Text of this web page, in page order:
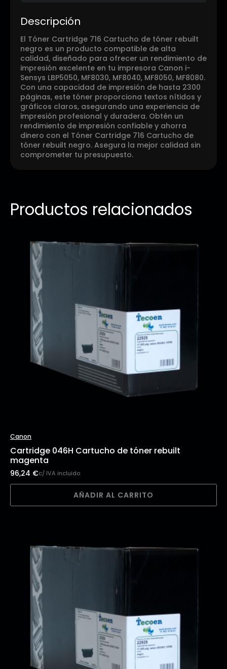
Descripción
El Tóner Cartridge 716 Cartucho de tóner rebuilt
negro es un producto compatible de alta
calidad, diseñado para ofrecer un rendimiento de
impresión excelente en tu impresora Canon i-
Sensys LBP5050, MF8030, MF8040, MF8050, MF8080.
Con una capacidad de impresión de hasta 2300
páginas, este tóner proporciona textos nítidos y
gráficos claros, asegurando una experiencia de
impresión profesional y duradera. Obtén un
rendimiento de impresión confiable y ahorra
dinero con el Tóner Cartridge 716 Cartucho de
tóner rebuilt negro. Asegura la mejor calidad sin
comprometer tu presupuesto.
Productos relacionados
Canon
Cartridge 046H Cartucho de tóner rebuilt
magenta
96,24 €c/ IVA incluido
AÑADIR AL CARRITO